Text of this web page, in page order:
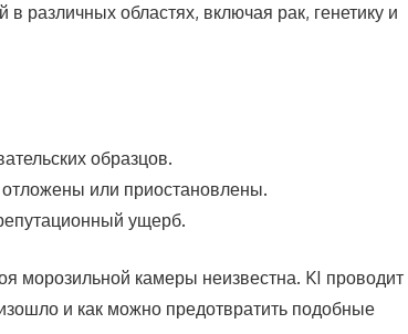
различных областях, включая рак, генетику и
образцов.
или приостановлены.
ущерб.
морозильной камеры неизвестна. KI проводит
и как можно предотвратить подобные